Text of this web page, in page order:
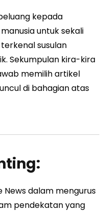
kepada
untuk sekali
susulan
Sekumpulan kira-kira
memilih artikel
di bahagian atas
News dalam mengurus
pendekatan yang